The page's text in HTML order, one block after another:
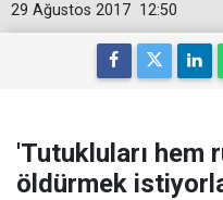
12:50
29 Ağustos 2017
'Tutukluları hem
öldürmek